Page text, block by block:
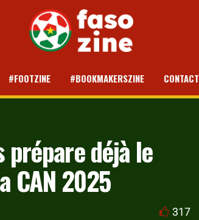
#FOOTZINE #BOOKMAKERSZINE CONTACT
prépare déjà le
CAN 2025
317